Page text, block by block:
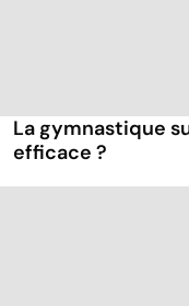
La gymnastique
efficace ?